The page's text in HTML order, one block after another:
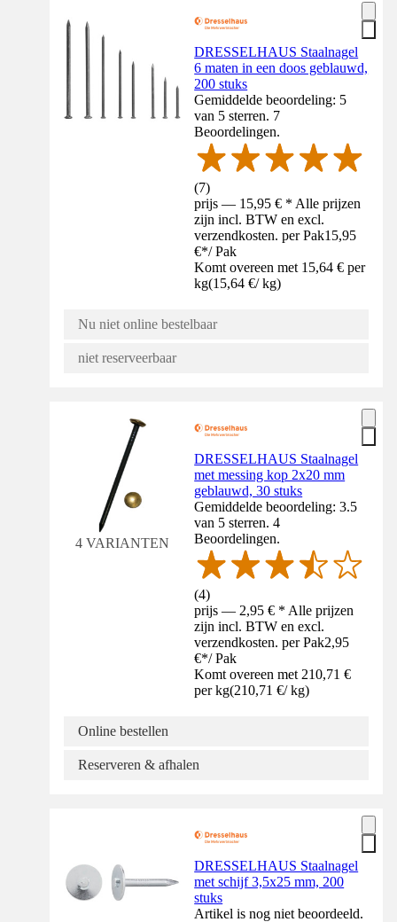
DRESSELHAUS Staalnagel
6 maten in een doos geblauwd,
200 stuks
Gemiddelde beoordeling: 5
van 5 sterren. 7
Beoordelingen.
(7)
prijs — 15,95 € * Alle prijzen
zijn incl. BTW en excl.
verzendkosten. per Pak15,95
€*/ Pak
Komt overeen met 15,64 € per
kg(15,64 €/ kg)
Nu niet online bestelbaar
niet reserveerbaar
4 VARIANTEN
DRESSELHAUS Staalnagel
met messing kop 2x20 mm
geblauwd, 30 stuks
Gemiddelde beoordeling: 3.5
van 5 sterren. 4
Beoordelingen.
(4)
prijs — 2,95 € * Alle prijzen
zijn incl. BTW en excl.
verzendkosten. per Pak2,95
€*/ Pak
Komt overeen met 210,71 €
per kg(210,71 €/ kg)
Online bestellen
Reserveren & afhalen
DRESSELHAUS Staalnagel
met schijf 3,5x25 mm, 200
stuks
Artikel is nog niet beoordeeld.